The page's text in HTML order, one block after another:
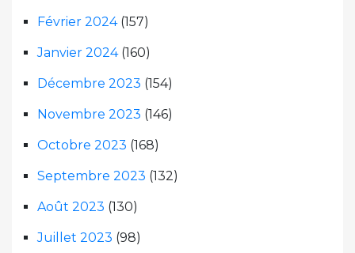
Février 2024(157)
Janvier 2024(160)
Décembre 2023 (154)
Novembre 2023 (146)
Octobre 2023 (168)
Septembre 2023 (132)
Août 2023 (130)
Juillet 2023 (98)